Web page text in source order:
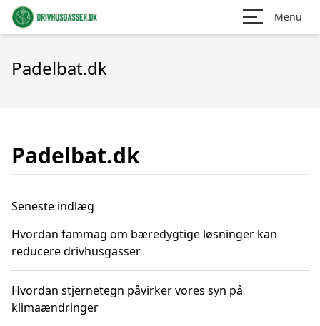
Menu
Padelbat.dk
Padelbat.dk
Seneste indlæg
Hvordan fammag om bæredygtige løsninger kan
reducere drivhusgasser
Hvordan stjernetegn påvirker vores syn på
klimaændringer